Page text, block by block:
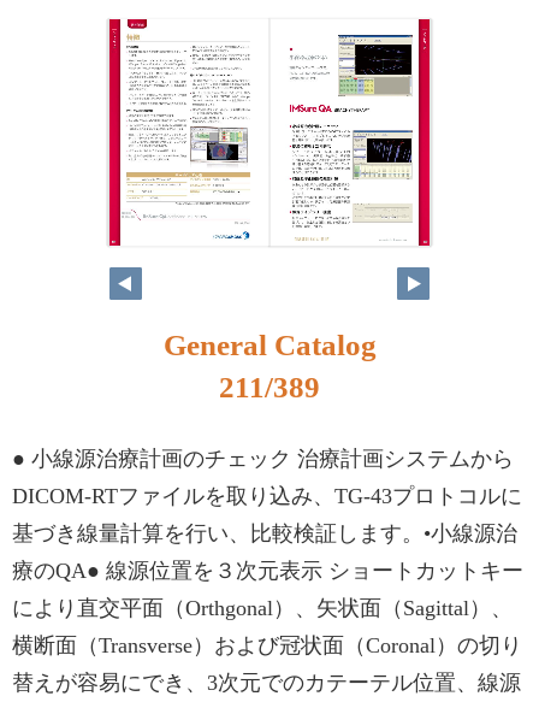
194 195
General Catalog
211/389
● 小線源治療計画のチェック 治療計画システムから
DICOM-RTファイルを取り込み、TG-43プロトコルに
基づき線量計算を行い、比較検証します。•小線源治
療のQA● 線源位置を３次元表示 ショートカットキー
により直交平面（Orthgonal）、矢状面（Sagittal）、
横断面（Transverse）および冠状面（Coronal）の切り
替えが容易にでき、3次元でのカテーテル位置、線源